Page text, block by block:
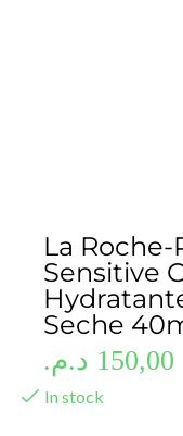
La Roche-
Sensitive
Seche
150,00 د.م.
In stock